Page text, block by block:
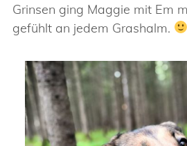
Grinsen ging Maggie mit Em
gefühlt an jedem Grashalm.